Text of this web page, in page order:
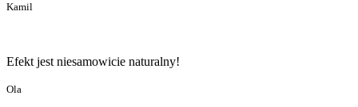
Kamil
Efekt jest niesamowicie naturalny!
Ola